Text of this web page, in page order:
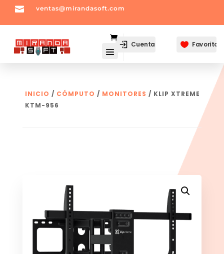
 ventas@mirandasoft.com
Cuenta  Favoritos
INICIO / CÓMPUTO / MONITORES / KLIP XTREME
KTM-956